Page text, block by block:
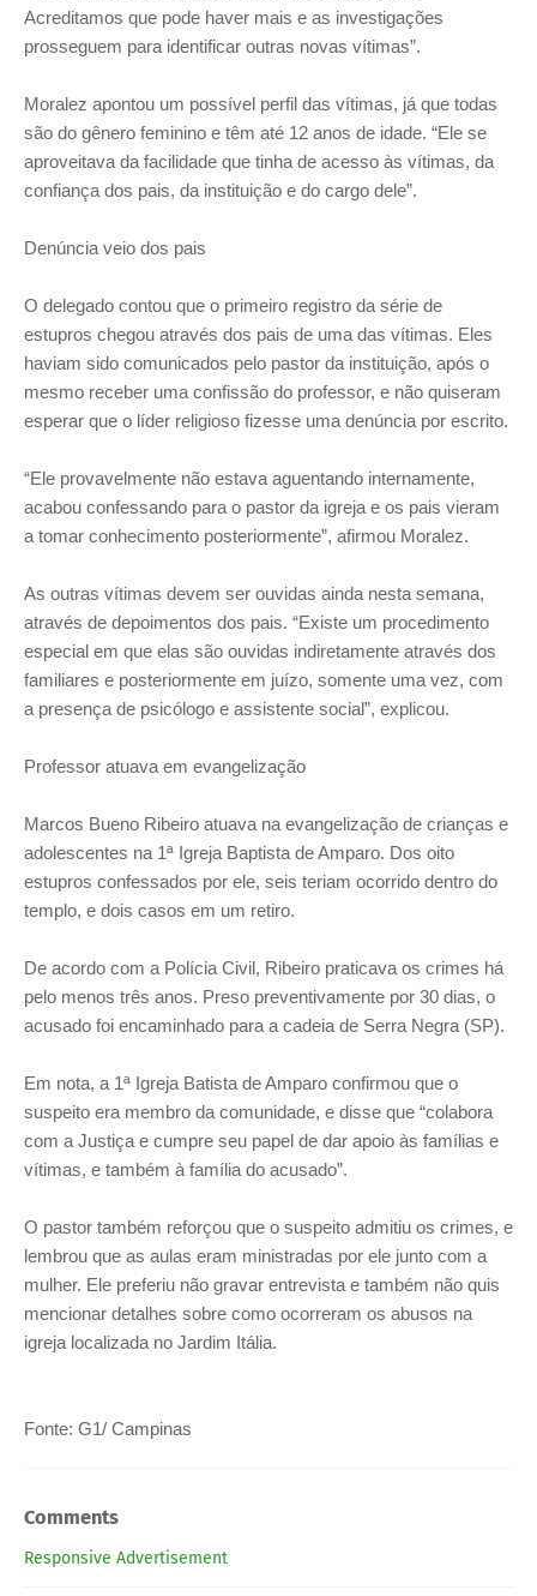
Acreditamos que pode haver mais e as investigações
prosseguem para identificar outras novas vítimas”.
Moralez apontou um possível perfil das vítimas, já que todas
são do gênero feminino e têm até 12 anos de idade. “Ele se
aproveitava da facilidade que tinha de acesso às vítimas, da
confiança dos pais, da instituição e do cargo dele”.
Denúncia veio dos pais
O delegado contou que o primeiro registro da série de
estupros chegou através dos pais de uma das vítimas. Eles
haviam sido comunicados pelo pastor da instituição, após o
mesmo receber uma confissão do professor, e não quiseram
esperar que o líder religioso fizesse uma denúncia por escrito.
“Ele provavelmente não estava aguentando internamente,
acabou confessando para o pastor da igreja e os pais vieram
a tomar conhecimento posteriormente”, afirmou Moralez.
As outras vítimas devem ser ouvidas ainda nesta semana,
através de depoimentos dos pais. “Existe um procedimento
especial em que elas são ouvidas indiretamente através dos
familiares e posteriormente em juízo, somente uma vez, com
a presença de psicólogo e assistente social”, explicou.
Professor atuava em evangelização
Marcos Bueno Ribeiro atuava na evangelização de crianças e
adolescentes na 1ª Igreja Baptista de Amparo. Dos oito
estupros confessados por ele, seis teriam ocorrido dentro do
templo, e dois casos em um retiro.
De acordo com a Polícia Civil, Ribeiro praticava os crimes há
pelo menos três anos. Preso preventivamente por 30 dias, o
acusado foi encaminhado para a cadeia de Serra Negra (SP).
Em nota, a 1ª Igreja Batista de Amparo confirmou que o
suspeito era membro da comunidade, e disse que “colabora
com a Justiça e cumpre seu papel de dar apoio às famílias e
vítimas, e também à família do acusado”.
O pastor também reforçou que o suspeito admitiu os crimes, e
lembrou que as aulas eram ministradas por ele junto com a
mulher. Ele preferiu não gravar entrevista e também não quis
mencionar detalhes sobre como ocorreram os abusos na
igreja localizada no Jardim Itália.
Fonte: G1/ Campinas
Comments
Responsive Advertisement